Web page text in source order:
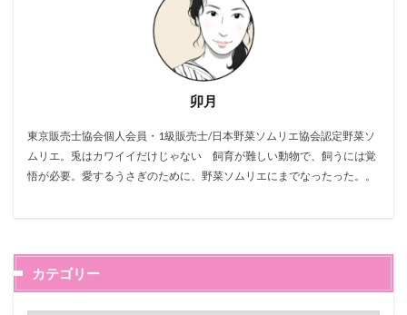
卯月
東京販売士協会個人会員・1級販売士/日本野菜ソムリエ協会認定野菜ソ
ムリエ。兎はカワイイだけじゃない 飼育が難しい動物で、飼うには覚
悟が必要。愛するうさぎのために、野菜ソムリエにまでなったった。。
カテゴリー